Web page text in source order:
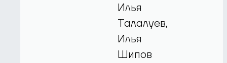
Илья
Талалуев,
Илья
Шипов